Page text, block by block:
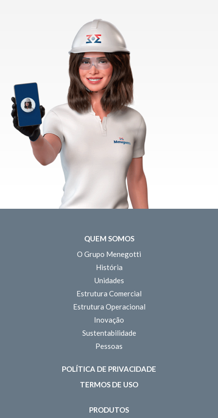
QUEM SOMOS
O Grupo Menegotti
História
Unidades
Estrutura Comercial
Estrutura Operacional
Inovação
Sustentabilidade
Pessoas
POLÍTICA DE PRIVACIDADE
TERMOS DE USO
PRODUTOS